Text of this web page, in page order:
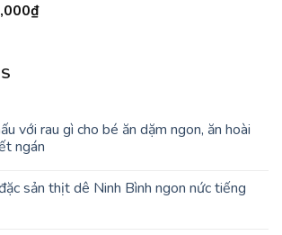
₫
với rau gì cho bé ăn dặm ngon, ăn hoài
ngán
sản thịt dê Ninh Bình ngon nức tiếng